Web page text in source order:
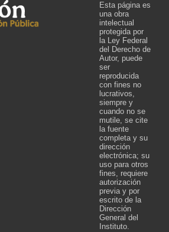
Esta página es
una obra
intelectual
protegida por
la Ley Federal
del Derecho de
Autor, puede
ser
reproducida
con fines no
lucrativos,
siempre y
cuando no se
mutile, se cite
la fuente
completa y su
dirección
electrónica; su
uso para otros
fines, requiere
autorización
previa y por
escrito de la
Dirección
General del
Instituto.